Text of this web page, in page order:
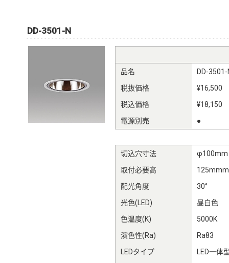
DD-3501-N
品名
DD-3501-
税抜価格
¥16,500
税込価格
¥18,150
電源別売
●
切込穴寸法
φ100mm
取付必要高
配光角度
30°
光色(LED)
昼白色
色温度(K)
5000K
演色性(Ra)
Ra83
LEDタイプ
LED一体